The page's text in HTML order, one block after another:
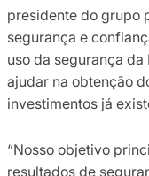
presidente do grupo
segurança e
uso da segurança da
ajudar na obtenção
investimentos já
“Nosso objetivo
resultados de